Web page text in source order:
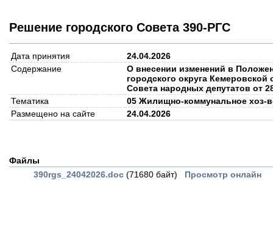
Решение городского Совета 390-РГС
Дата принятия
24.04.2026
Содержание
О внесении изменений в
городского округа
Совета народных депутатов от
Тематика
05 Жилищно-коммунальное хоз-
Размещено на сайте
24.04.2026
Файлы
390rgs_24042026.doc (71680 байт) Просмотр онлайн